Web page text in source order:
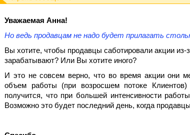
Уважаемая Анна!
Но ведь продавцам не надо будет прилагать
Вы хотите, чтобы продавцы саботировали акции
зарабатывают? Или Вы хотите иного?
И это не совсем верно, что во время акции они
объем работы (при возросшем потоке
получится, что при большей интенсивности
Возможно это будет последний день, когда